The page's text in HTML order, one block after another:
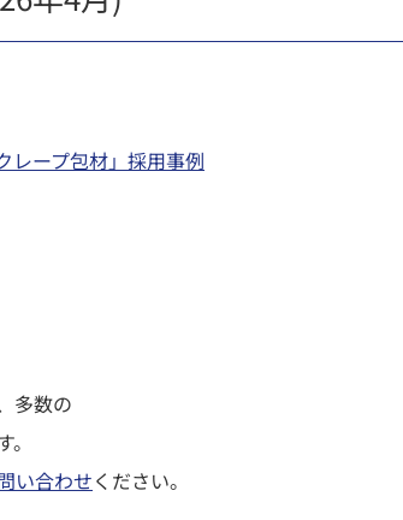
レープ包材」採用事例
多数の
い合わせください。